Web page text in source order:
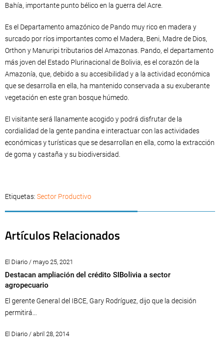
Bahía, importante punto bélico en la guerra del Acre.
Es el Departamento amazónico de Pando muy rico en madera y
surcado por ríos importantes como el Madera, Beni, Madre de Dios,
Orthon y Manuripi tributarios del Amazonas. Pando, el departamento
más joven del Estado Plurinacional de Bolivia, es el corazón de la
Amazonía, que, debido a su accesibilidad y a la actividad económica
que se desarrolla en ella, ha mantenido conservada a su exuberante
vegetación en este gran bosque húmedo.
El visitante será llanamente acogido y podrá disfrutar de la
cordialidad de la gente pandina e interactuar con las actividades
económicas y turísticas que se desarrollan en ella, como la extracción
de goma y castaña y su biodiversidad.
Etiquetas: Sector Productivo
Artículos Relacionados
El Diario / mayo 25, 2021
Destacan ampliación del crédito SIBolivia a sector
agropecuario
El gerente General del IBCE, Gary Rodríguez, dijo que la decisión
permitirá...
El Diario / abril 28, 2014